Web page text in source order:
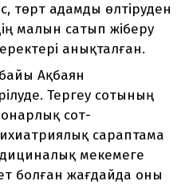
төрт адамды өлтіруден
малын сатып жіберу
анықталған.
Ақбаян
Тергеу сотының
сот-
сараптама
мекемеге
болған жағдайда оны